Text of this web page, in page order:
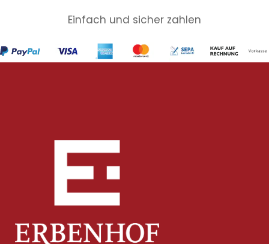
Einfach und sicher zahlen